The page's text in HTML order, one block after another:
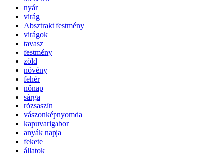
nyár
virág
Absztrakt festmény
virágok
tavasz
festmény
zöld
növény
fehér
nőnap
sárga
rózsaszín
vászonképnyomda
kapuvarigabor
anyák napja
fekete
állatok